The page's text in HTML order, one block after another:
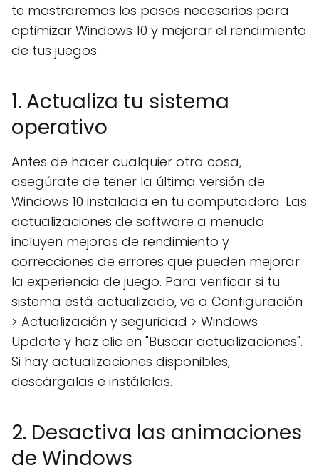
te mostraremos los pasos necesarios para
optimizar Windows 10 y mejorar el rendimiento
de tus juegos.
1. Actualiza tu sistema
operativo
Antes de hacer cualquier otra cosa,
asegúrate de tener la última versión de
Windows 10 instalada en tu computadora. Las
actualizaciones de software a menudo
incluyen mejoras de rendimiento y
correcciones de errores que pueden mejorar
la experiencia de juego. Para verificar si tu
sistema está actualizado, ve a Configuración
> Actualización y seguridad > Windows
Update y haz clic en "Buscar actualizaciones".
Si hay actualizaciones disponibles,
descárgalas e instálalas.
2. Desactiva las animaciones
de Windows